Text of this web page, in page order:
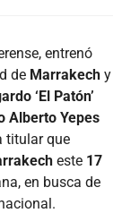
entrenó
de Marrakech y
‘El Patón’
Alberto Yepes
titular que
este 17
en busca de